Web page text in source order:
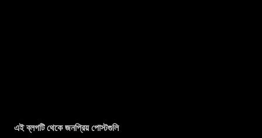
এই ব্লগটি থেকে জনপ্রিয় পোস্টগুলি